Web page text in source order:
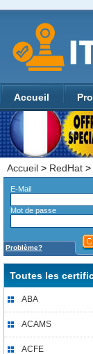
Accueil
Accueil > RedHat >
E-Mail
Mot de passe
Problème?
Toutes les
ABA
ACAMS
ACFE